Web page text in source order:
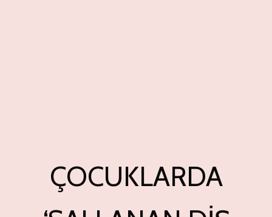
ÇOCUKLARDA